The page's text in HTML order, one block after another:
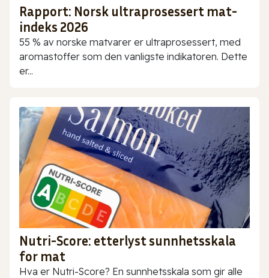
Rapport: Norsk ultraprosessert mat-
indeks 2026
55 % av norske matvarer er ultraprosessert, med
aromastoffer som den vanligste indikatoren. Dette
er...
Nutri-Score: etterlyst sunnhetsskala
for mat
Hva er Nutri-Score? En sunnhetsskala som gir alle